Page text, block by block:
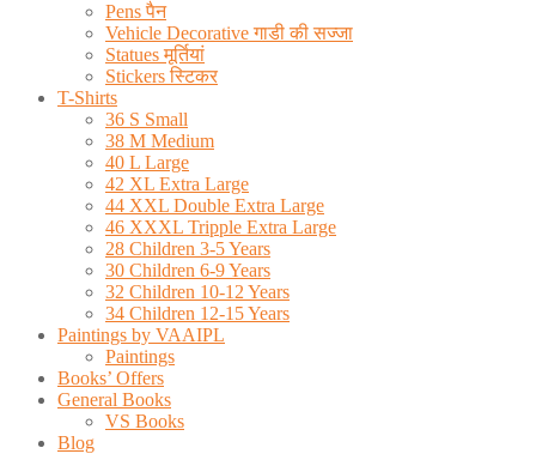
Pens पैन
Vehicle Decorative गाडी की सज्जा
Statues मूर्तियां
Stickers स्टिकर
T-Shirts
36 S Small
38 M Medium
40 L Large
42 XL Extra Large
44 XXL Double Extra Large
46 XXXL Tripple Extra Large
28 Children 3-5 Years
30 Children 6-9 Years
32 Children 10-12 Years
34 Children 12-15 Years
Paintings by VAAIPL
Paintings
Books’ Offers
General Books
VS Books
Blog